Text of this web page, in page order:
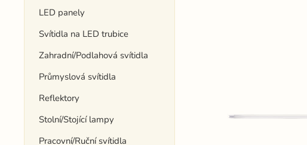
LED panely
Svítidla na LED trubice
Zahradní/Podlahová svítidla
Průmyslová svítidla
Reflektory
Stolní/Stojící lampy
Pracovní/Ruční svítidla